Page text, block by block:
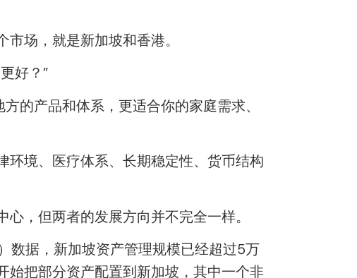
场，就是新加坡和香港。
好？”
的产品和体系，更适合你的家庭需求、
环境、医疗体系、长期稳定性、货币结构
，但两者的发展方向并不完全一样。
数据，新加坡资产管理规模已经超过5万
始把部分资产配置到新加坡，其中一个非